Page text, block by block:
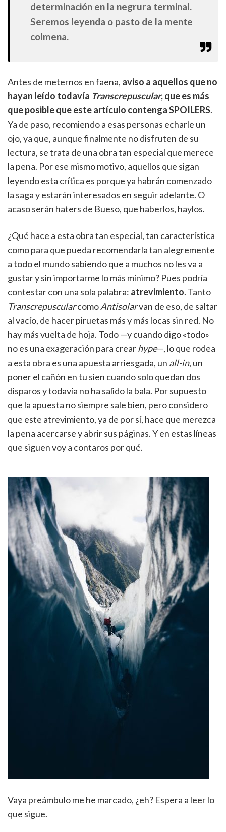
determinación en la negrura terminal.
Seremos leyenda o pasto de la mente
colmena.
Antes de meternos en faena, aviso a aquellos que no
hayan leído todavía Transcrepuscular, que es más
que posible que este artículo contenga SPOILERS.
Ya de paso, recomiendo a esas personas echarle un
ojo, ya que, aunque finalmente no disfruten de su
lectura, se trata de una obra tan especial que merece
la pena. Por ese mismo motivo, aquellos que sigan
leyendo esta crítica es porque ya habrán comenzado
la saga y estarán interesados en seguir adelante. O
acaso serán haters de Bueso, que haberlos, haylos.
¿Qué hace a esta obra tan especial, tan característica
como para que pueda recomendarla tan alegremente
a todo el mundo sabiendo que a muchos no les va a
gustar y sin importarme lo más mínimo? Pues podría
contestar con una sola palabra: atrevimiento. Tanto
TranscrepuscularcomoAntisolarvan de eso, de saltar
al vacío, de hacer piruetas más y más locas sin red. No
hay más vuelta de hoja. Todo —y cuando digo «todo»
no es una exageración para crearhype—, lo que rodea
a esta obra es una apuesta arriesgada, un all-in, un
poner el cañón en tu sien cuando solo quedan dos
disparos y todavía no ha salido la bala. Por supuesto
que la apuesta no siempre sale bien, pero considero
que este atrevimiento, ya de por sí, hace que merezca
la pena acercarse y abrir sus páginas. Y en estas líneas
que siguen voy a contaros por qué.
Vaya preámbulo me he marcado, ¿eh? Espera a leer lo
que sigue.